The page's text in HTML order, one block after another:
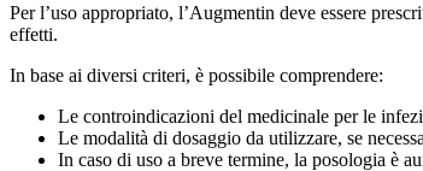
Per l’uso appropriato, l’Augmentin deve essere
effetti.
In base ai diversi criteri, è possibile comprendere:
Le controindicazioni del medicinale per le
Le modalità di dosaggio da utilizzare, se
In caso di uso a breve termine, la posologia è